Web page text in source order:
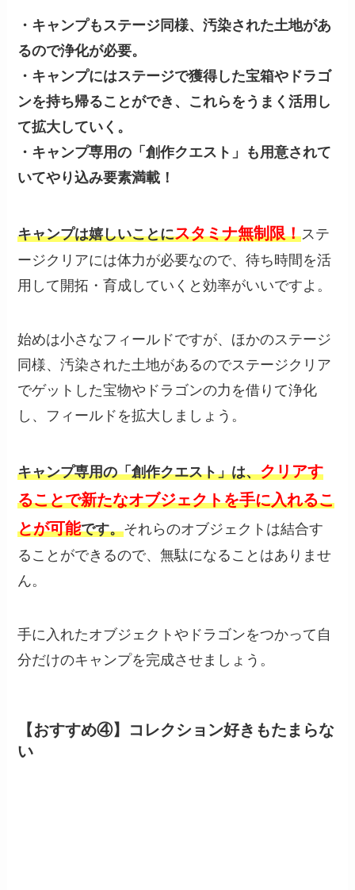
・キャンプもステージ同様、汚染された土地があ
るので浄化が必要。
・キャンプにはステージで獲得した宝箱やドラゴ
ンを持ち帰ることができ、これらをうまく活用し
て拡大していく。
・キャンプ専用の「創作クエスト」も用意されて
いてやり込み要素満載！
キャンプは嬉しいことにスタミナ無制限！ステ
ージクリアには体力が必要なので、待ち時間を活
用して開拓・育成していくと効率がいいですよ。
始めは小さなフィールドですが、ほかのステージ
同様、汚染された土地があるのでステージクリア
でゲットした宝物やドラゴンの力を借りて浄化
し、フィールドを拡大しましょう。
キャンプ専用の「創作クエスト」は、クリアす
ることで新たなオブジェクトを手に入れるこ
とが可能です。それらのオブジェクトは結合す
ることができるので、無駄になることはありませ
ん。
手に入れたオブジェクトやドラゴンをつかって自
分だけのキャンプを完成させましょう。
【おすすめ④】コレクション好きもたまらな
い